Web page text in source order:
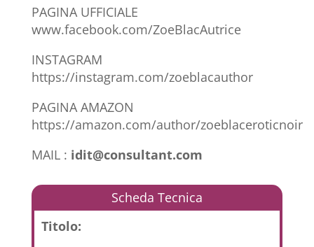
PAGINA UFFICIALE
www.facebook.com/ZoeBlacAutrice
INSTAGRAM
https://instagram.com/zoeblacauthor
PAGINA AMAZON
https://amazon.com/author/zoeblaceroticnoir
MAIL : idit@consultant.com
Scheda Tecnica
Titolo: